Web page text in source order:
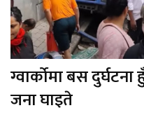
ग्वार्कोमा बस
जना घाइते